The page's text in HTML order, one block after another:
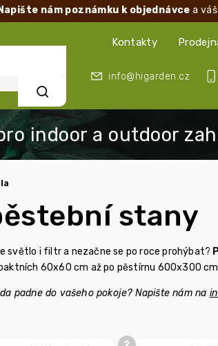
nám poznámku k objednávce a
info@higarden.cz
Kontakty
Hledat
stany
světlo i filtr a nezačne se po roce prohýbat?
60x60 cm až po pěstírnu 600x300
padne do vašeho pokoje? Napište nám na